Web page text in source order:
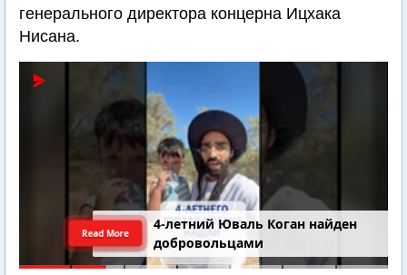
генерального директора концерна Ицхака
Нисана.
4-летний Юваль Коган найден
добровольцами
Read More